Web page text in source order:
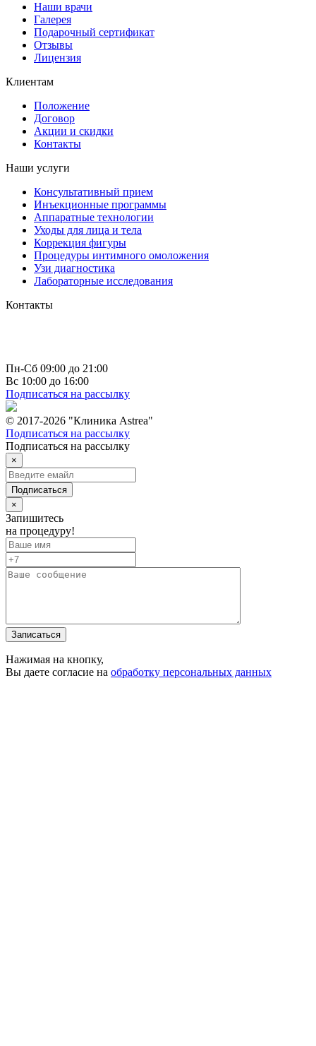
Наши врачи
Галерея
Подарочный сертификат
Отзывы
Лицензия
Клиентам
Положение
Договор
Акции и скидки
Контакты
Наши услуги
Консультативный прием
Инъекционные программы
Аппаратные технологии
Уходы для лица и тела
Коррекция фигуры
Процедуры интимного омоложения
Узи диагностика
Лабораторные исследования
Контакты
Пн-Сб 09:00 до 21:00
Вс 10:00 до 16:00
Подписаться на рассылку
© 2017-2026 "Клиника Astrea"
Подписаться на рассылку
Подписаться на рассылку
×
Подписаться
×
Запишитесь
на процедуру!
Записаться
Нажимая на кнопку,
Вы даете согласие на обработку персональных данных